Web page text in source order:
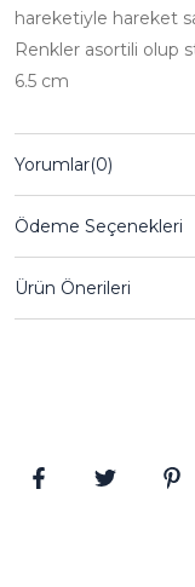
hareketiyle hareket
Renkler asortili olup
6.5 cm
Yorumlar(0)
Ödeme Seçenekleri
Ürün Önerileri